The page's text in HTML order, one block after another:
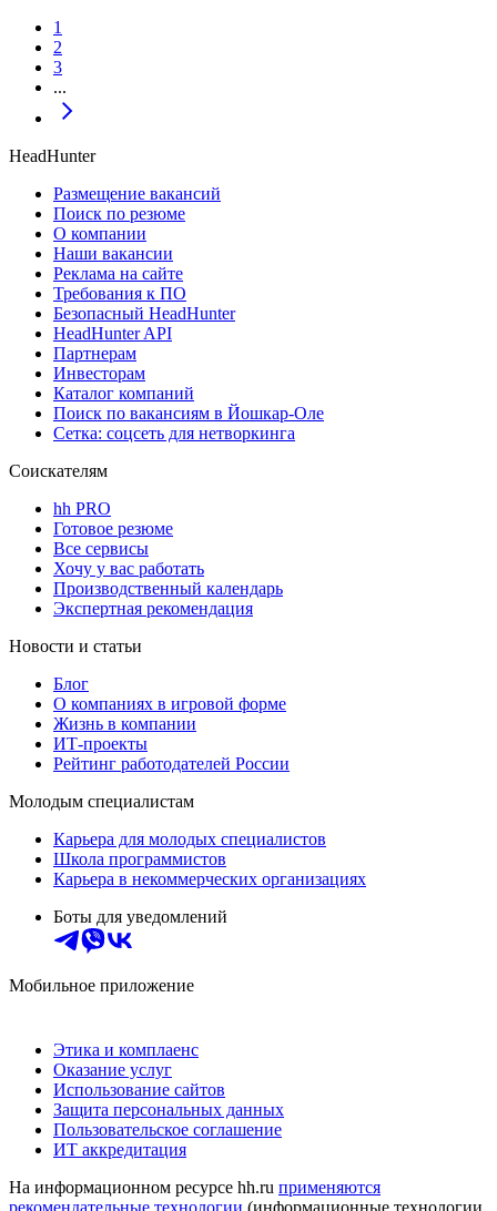
1
2
3
...
HeadHunter
Размещение вакансий
Поиск по резюме
О компании
Наши вакансии
Реклама на сайте
Требования к ПО
Безопасный HeadHunter
HeadHunter API
Партнерам
Инвесторам
Каталог компаний
Поиск по вакансиям в Йошкар-Оле
Сетка: соцсеть для нетворкинга
Соискателям
hh PRO
Готовое резюме
Все сервисы
Хочу у вас работать
Производственный календарь
Экспертная рекомендация
Новости и статьи
Блог
О компаниях в игровой форме
Жизнь в компании
ИТ-проекты
Рейтинг работодателей России
Молодым специалистам
Карьера для молодых специалистов
Школа программистов
Карьера в некоммерческих организациях
Боты для уведомлений
Мобильное приложение
Этика и комплаенс
Оказание услуг
Использование сайтов
Защита персональных данных
Пользовательское соглашение
ИТ аккредитация
На информационном ресурсе hh.ru применяются
рекомендательные технологии (информационные технологии